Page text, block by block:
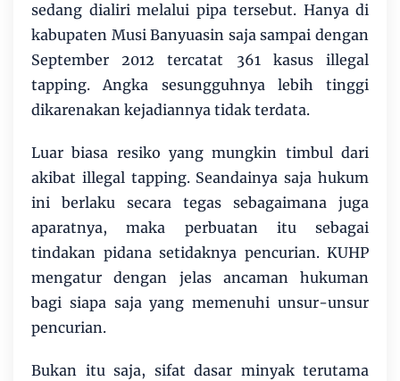
sedang dialiri melalui pipa tersebut. Hanya di
kabupaten Musi Banyuasin saja sampai dengan
September 2012 tercatat 361 kasus illegal
tapping. Angka sesungguhnya lebih tinggi
dikarenakan kejadiannya tidak terdata.
Luar biasa resiko yang mungkin timbul dari
akibat illegal tapping. Seandainya saja hukum
ini berlaku secara tegas sebagaimana juga
aparatnya, maka perbuatan itu sebagai
tindakan pidana setidaknya pencurian. KUHP
mengatur dengan jelas ancaman hukuman
bagi siapa saja yang memenuhi unsur-unsur
pencurian.
Bukan itu saja, sifat dasar minyak terutama